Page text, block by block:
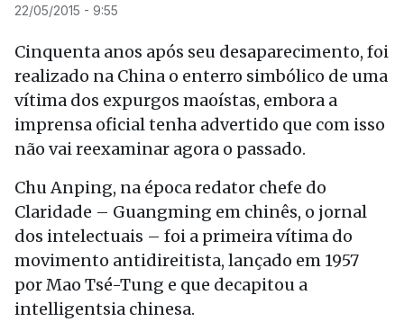
22/05/2015 - 9:55
Cinquenta anos após seu desaparecimento, foi
realizado na China o enterro simbólico de uma
vítima dos expurgos maoístas, embora a
imprensa oficial tenha advertido que com isso
não vai reexaminar agora o passado.
Chu Anping, na época redator chefe do
Claridade – Guangming em chinês, o jornal
dos intelectuais – foi a primeira vítima do
movimento antidireitista, lançado em 1957
por Mao Tsé-Tung e que decapitou a
intelligentsia chinesa.